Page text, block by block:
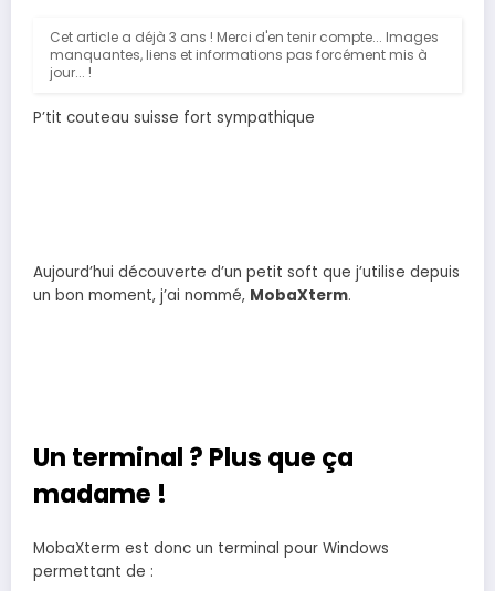
Cet article a déjà 3 ans ! Merci d'en tenir compte... Images
manquantes, liens et informations pas forcément mis à
jour... !
P’tit couteau suisse fort sympathique
Aujourd’hui découverte d’un petit soft que j’utilise depuis
un bon moment, j’ai nommé, MobaXterm.
Un terminal ? Plus que ça
madame !
MobaXterm est donc un terminal pour Windows
permettant de :